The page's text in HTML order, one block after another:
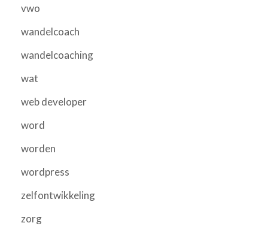
vwo
wandelcoach
wandelcoaching
wat
web developer
word
worden
wordpress
zelfontwikkeling
zorg